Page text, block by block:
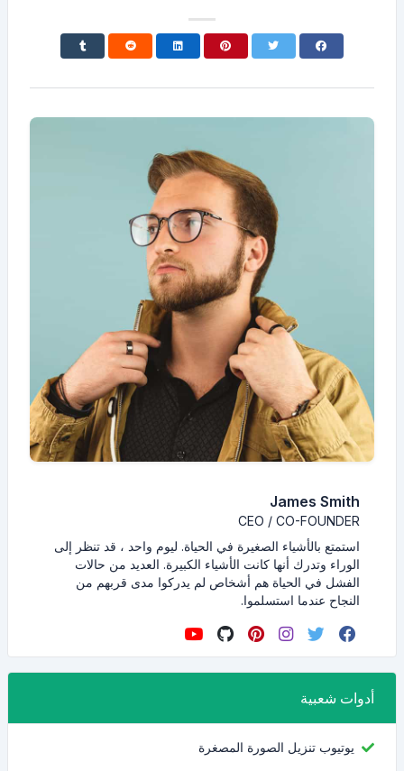
James Smith
CEO / CO-FOUNDER
استمتع بالأشياء الصغيرة في الحياة. ليوم واحد ، قد تنظر إلى
الوراء وتدرك أنها كانت الأشياء الكبيرة. العديد من حالات
الفشل في الحياة هم أشخاص لم يدركوا مدى قربهم من
النجاح عندما استسلموا.
أدوات شعبية
يوتيوب تنزيل الصورة المصغرة